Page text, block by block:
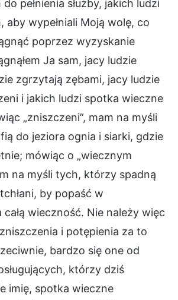
pełnienia służby, jakich ludzi
aby wypełniali Moją wolę, co
poprzez wyzyskanie
Ja sam, jacy ludzie
zgrzytają zębami, jacy ludzie
i jakich ludzi spotka wieczne
„zniszczeni”, mam na myśli
do jeziora ognia i siarki, gdzie
mówiąc o „wiecznym
na myśli tych, którzy spadną
by popaść w
całą wieczność. Nie należy więc
i potępienia za to
bardzo się one od
którzy dziś
imię, spotka wieczne